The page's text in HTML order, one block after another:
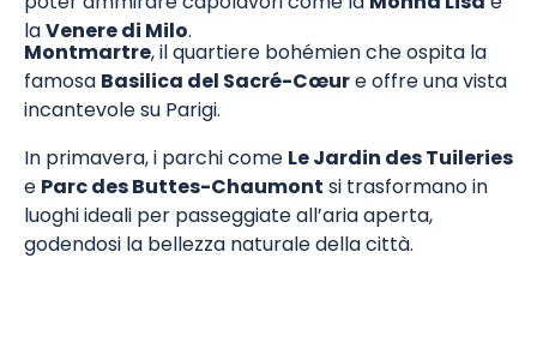
laVenere di Milo.
Montmartre, il quartiere bohémien che ospita la
famosa Basilica del Sacré-Cœure offre una vista
incantevole su Parigi.
In primavera, i parchi come Le Jardin des Tuileries
e Parc des Buttes-Chaumont si trasformano in
luoghi ideali per passeggiate all’aria aperta,
godendosi la bellezza naturale della città.